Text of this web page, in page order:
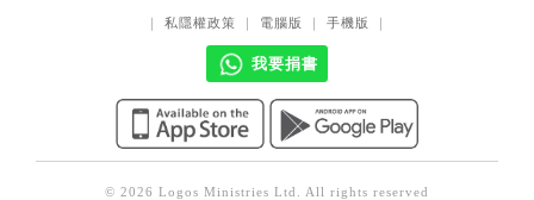
教會事工
社會／倫理
哲學／宗教比較
見證／傳記
｜ 私隱權政策 ｜ 電腦版 ｜ 手機版 ｜
我要捐書
© 2026 Logos Ministries Ltd. All rights reserved